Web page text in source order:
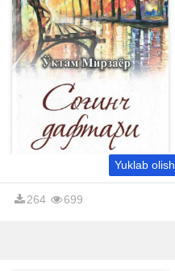
Yuklab olish
264 699